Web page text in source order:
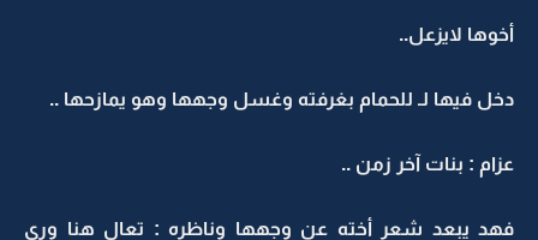
أخوها لايزعل..
دخل فيها لـ للحمام بغرفته وغسل وجهها وهو يمازحها ..
عزام : بنات آخر زمن ..
فهد يبعد شعر أخته عن وجهها وناظره : تعال هنا ورى